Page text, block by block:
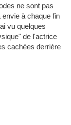
ne sont pas
à chaque fin
vu quelques
de l'actrice
cachées derrière